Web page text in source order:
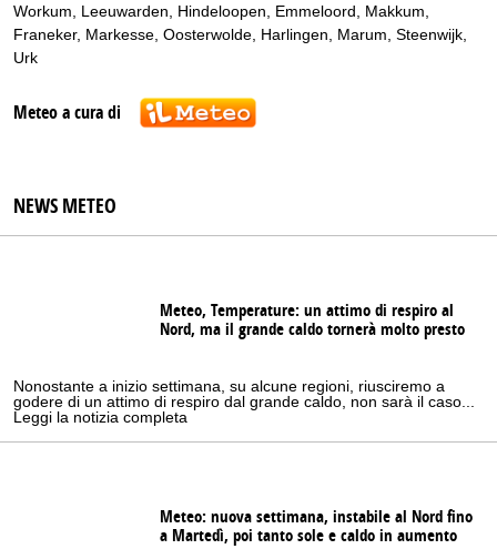
Workum
Leeuwarden Hindeloopen Emmeloord Makkum
Franeker, Markesse Oosterwolde Harlingen Marum Steenwijk
Urk
Meteo a cura di
NEWS METEO
Meteo, Temperature: un attimo di respiro al
Nord, ma il grande caldo tornerà molto presto
Nonostante a inizio settimana, su alcune regioni, riusciremo a
godere di un attimo di respiro dal grande caldo, non sarà il caso...
Leggi la notizia completa
Meteo: nuova settimana, instabile al Nord fino
a Martedì, poi tanto sole e caldo in aumento